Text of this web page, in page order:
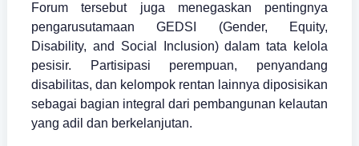
Forum tersebut juga menegaskan pentingnya
pengarusutamaan GEDSI (Gender, Equity,
Disability, and Social Inclusion) dalam tata kelola
pesisir. Partisipasi perempuan, penyandang
disabilitas, dan kelompok rentan lainnya diposisikan
sebagai bagian integral dari pembangunan kelautan
yang adil dan berkelanjutan.